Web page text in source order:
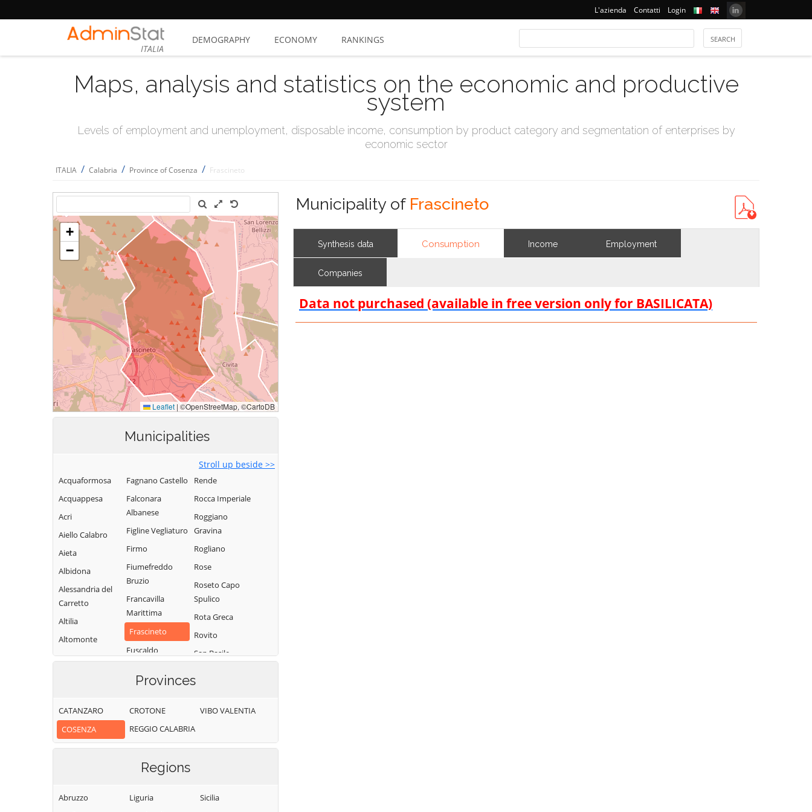
L'azienda Contatti Login
ITALIA
DEMOGRAPHY ECONOMY RANKINGS
Maps, analysis and statistics on the economic and productive
system
Levels of employment and unemployment, disposable income, consumption by product category and segmentation of enterprises by
economic sector
ITALIA / Calabria / Province of Cosenza / Frascineto
Municipalities
Stroll up beside >>
Acquaformosa
Acquappesa
Acri
Aiello Calabro
Aieta
Albidona
Alessandria del
Carretto
Altilia
Altomonte
Amantea
Belmonte
Calabro
Belsito
Bianchi
Fagnano Castello
Falconara
Albanese
Figline Vegliaturo
Firmo
Fiumefreddo
Bruzio
Francavilla
Marittima
Frascineto
Fuscaldo
Grisolia
Laino Castello
Rende
Rocca Imperiale
Roggiano
Gravina
Rogliano
Rose
Roseto Capo
Spulico
Rota Greca
Rovito
San Basile
Ullano
Albanese
San Demetrio
Corone
San Fili
Provinces
CATANZARO
COSENZA
CROTONE
REGGIO CALABRIA
VIBO VALENTIA
Regions
Abruzzo
Liguria
Sicilia
Municipality of Frascineto
Synthesis data Consumption Income Employment
Companies
Data not purchased (available in free version only for BASILICATA)